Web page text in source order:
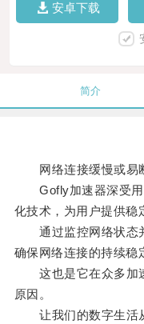
安卓下载
简介
网络连接缓慢或易断
Gofly加速器深受用
化技术，为用户提供稳
通过监控网络状态
确保网络连接的持续稳
这也是它在众多加
原因。
让我们的数字生活